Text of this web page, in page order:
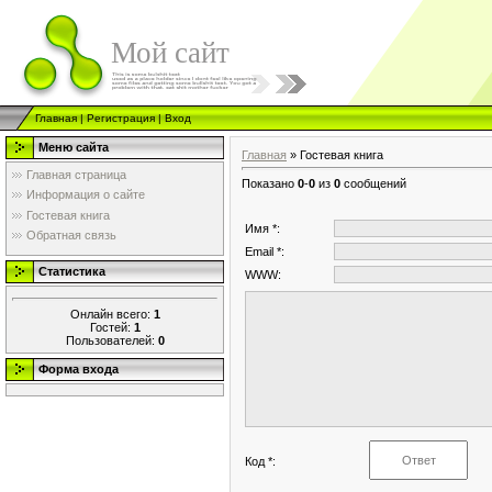
Мой сайт
Главная|Регистрация|Вход
Меню сайта
Главная страница
Информация о сайте
Гостевая книга
Обратная связь
Статистика
Онлайн всего: 1
Гостей: 1
Пользователей: 0
Форма входа
Главная » Гостевая книга
Показано 0-0 из 0 сообщений
Имя *:
Email *:
WWW:
Код *: